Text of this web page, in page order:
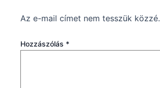
Az e-mail címet nem tesszük közzé.
Hozzászólás *